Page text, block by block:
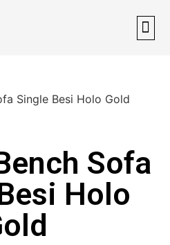
Sofa
Holo